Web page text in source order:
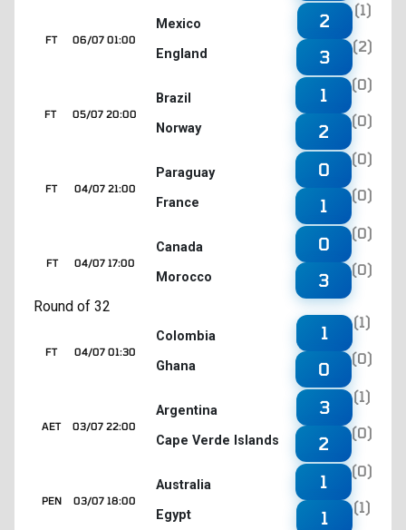
06/07 01:00
FT
Mexico
England
2
(1)
3
(2)
05/07 20:00
FT
Brazil
Norway
1
(0)
2
(0)
04/07 21:00
FT
Paraguay
France
0
(0)
1
(0)
04/07 17:00
FT
Canada
Morocco
0
(0)
3
(0)
Round of 32
04/07 01:30
FT
Colombia
Ghana
1
(1)
0
(0)
03/07 22:00
AET
Argentina
Cape Verde Islands
3
(1)
2
(0)
03/07 18:00
PEN
Australia
Egypt
1
(0)
1
(1)